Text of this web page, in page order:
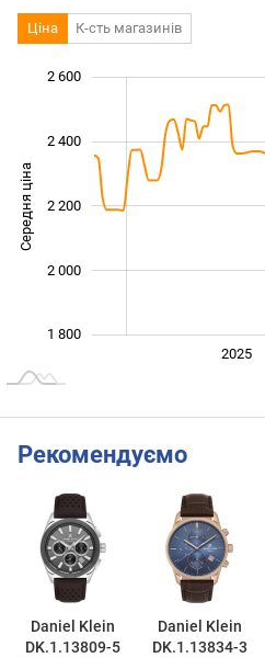
Ціна К-сть магазинів
Середня ціна 1 900
1 800
2 000
2 200
2 400
2 600
2025
Рекомендуємо
Daniel Klein
DK.1.13809-5
Daniel Klein
DK.1.13834-3